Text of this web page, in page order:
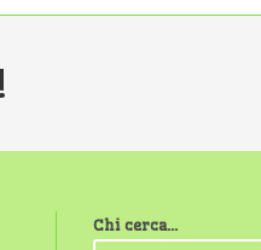
Chi cerca...